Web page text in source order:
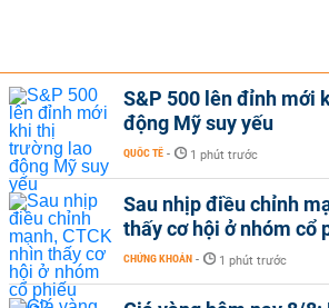
S&P 500 lên đỉnh mới
động Mỹ suy yếu
QUỐC TẾ - 1 phút trước
Sau nhịp điều chỉnh
thấy cơ hội ở nhóm cổ
CHỨNG KHOÁN - 1 phút trước